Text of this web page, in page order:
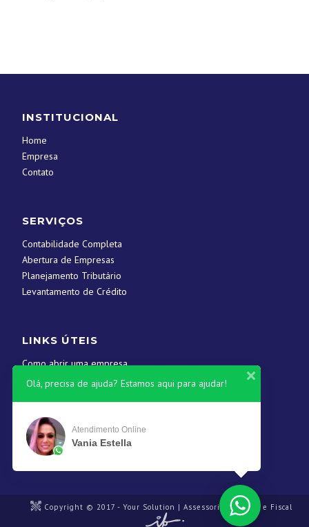
INSTITUCIONAL
Home
Empresa
Contato
SERVIÇOS
Contabilidade Completa
Abertura de Empresas
Planejamento Tributário
Levantamento de Crédito
LINKS ÚTEIS
Como abrir uma empresa
Contato
CONTATOS
(61) 3546-1845
Copyright © 2017 - Your Solution | Assessoria Contábil e Fiscal
Olá, precisa de ajuda? Estamos aqui para ajudar!
Atendimento Online
Vania Estella